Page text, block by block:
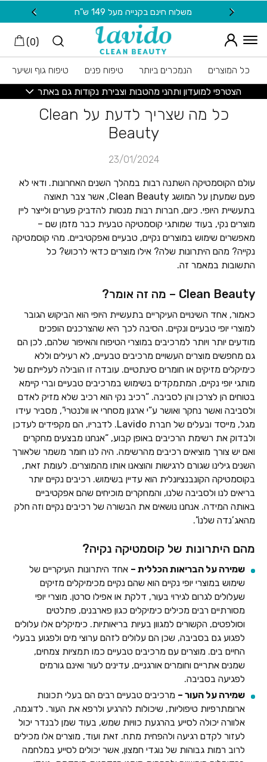
Skip to Content משלוח חינם בקנייה מעל 149 ש"ח
(
0
)
כל המוצרים הנמכרים ביותר טיפוח פנים
טיפוח גוף ושיער
הצטרפי למועדון ותהני מהטבות וצבירת נקודות גם באתר
כל מה שצריך לדעת על Clean
Beauty
23/01/2024
עולם הקוסמטיקה השתנה רבות במהלך השנים האחרונות. ודאי לא
פעם שמעתן על המושג Clean Beauty, אשר צבר תאוצה
בתעשיית היופי. כיום, חברות רבות מנסות להדביק פערים ולייצר ליין
מוצרים נקי, בעוד שמותגי קוסמטיקה טבעית כבר מזמן שם –
מאפשרים שימוש במוצרים נקיים, טבעיים ואפקטיביים. מהי קוסמטיקה
נקייה? מהם היתרונות שלה? אילו מוצרים כדאי לרכוש? כל
התשובות במאמר זה.
Clean Beauty – מה זה אומר?
כאמור, אחד השינויים העיקריים בתעשיית היופי הוא הביקוש הגובר
למוצרי יופי טבעיים ונקיים. הסיבה לכך היא שהצרכנים הופכים
מודעים יותר ויותר למרכיבים במוצרי הטיפוח והאיפור שלהם, לכן הם
גם מחפשים מוצרים העשויים מרכיבים טבעיים, לא רעילים וללא
כימיקלים מזיקים או חומרים סינתטיים. עובדה זו הובילה לעלייתם של
מותגי יופי נקיים, המתמקדים בשימוש במרכיבים טבעיים וברי קיימא
בטוחים הן לצרכן והן לסביבה. “רכיב נקי הוא רכיב שלא מזיק לאדם
ולסביבה ואשר נחקר ואושר ע”י ארגון מסחרי או וולנטרי”, מסביר עידו
מגל, מייסד ובעלים של חברת Lavido. לדבריו, הם מקפידים לעדכן
ולבדוק את רשימת הרכיבים באופן קבוע, “אנחנו מבצעים מחקרים
ואם יש צורך מוציאים רכיבים מהרשימה. היה לנו חומר משמר שלאורך
השנים גילינו שגורם לרגישות והוצאנו אותו מהמוצרים. לעומת זאת,
בקוסמטיקה הקונבנציונלית הוא עדיין בשימוש. רכיבים נקיים יותר
בריאים לנו ולסביבה שלנו, והמחקרים מוכיחים שהם אפקטיביים
באותה המידה. אנחנו נושאים את הבשורה של רכיבים נקיים וזה חלק
מהאג’נדה שלנו”.
מהם היתרונות של קוסמטיקה נקיה?
שמירה על הבריאות הכללית – אחד היתרונות העיקריים של
שימוש במוצרי יופי נקיים הוא שהם נקיים מכימיקלים מזיקים
שעלולים לגרום לגירוי בעור, דלקת או אפילו סרטן. מוצרי יופי
מסורתיים רבים מכילים כימיקלים כגון פארבנים, פתלטים
וסולפטים, הקשורים למגוון בעיות בריאותיות. כימיקלים אלו עלולים
לפגוע גם בסביבה, שכן הם עלולים לזהם ערוצי מים ולפגוע בבעלי
החיים בים. מוצרים עם מרכיבים טבעיים כמו תמציות צמחים,
שמנים אתריים וחומרים אורגניים, עדינים לעור ואינם גורמים
לפגיעה בסביבה.
שמירה על העור – מרכיבים טבעיים רבים הם בעלי תכונות
ארומתרפיות טיפוליות, שיכולות להרגיע ולרפא את העור. לדוגמה,
אלוורה יכולה לסייע בהרגעת כוויות שמש, בעוד שמן לבנדר יכול
לעזור לקדם רגיעה ולהפחית מתח. זאת ועוד, מוצרים אלו מכילים
לרוב רמות גבוהות של נוגדי חמצון, אשר יכולים לסייע במלחמה
בחזרה למעלה